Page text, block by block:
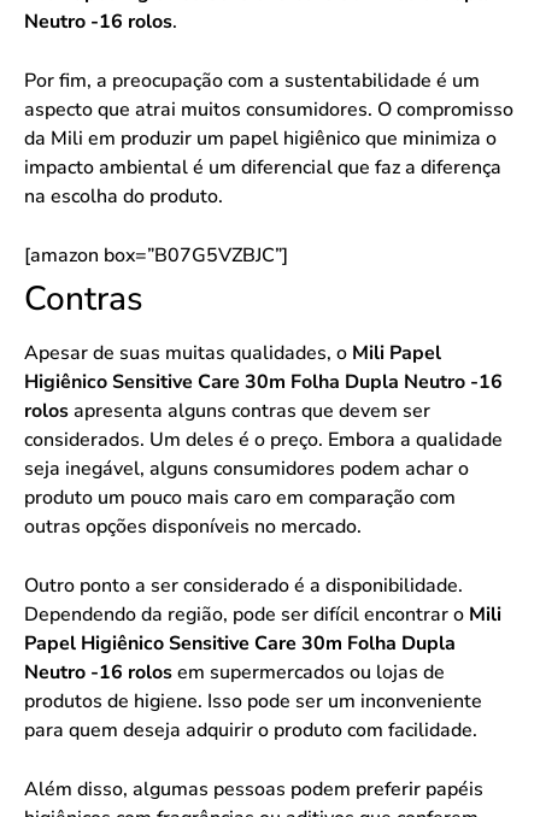
Neutro -16 rolos.
Por fim, a preocupação com a sustentabilidade é um
aspecto que atrai muitos consumidores. O compromisso
da Mili em produzir um papel higiênico que minimiza o
impacto ambiental é um diferencial que faz a diferença
na escolha do produto.
[amazon box=”B07G5VZBJC”]
Contras
Apesar de suas muitas qualidades, o Mili Papel
Higiênico Sensitive Care 30m Folha Dupla Neutro -16
rolosapresenta alguns contras que devem ser
considerados. Um deles é o preço. Embora a qualidade
seja inegável, alguns consumidores podem achar o
produto um pouco mais caro em comparação com
outras opções disponíveis no mercado.
Outro ponto a ser considerado é a disponibilidade.
Dependendo da região, pode ser difícil encontrar o Mili
Papel Higiênico Sensitive Care 30m Folha Dupla
Neutro -16 rolosem supermercados ou lojas de
produtos de higiene. Isso pode ser um inconveniente
para quem deseja adquirir o produto com facilidade.
Além disso, algumas pessoas podem preferir papéis